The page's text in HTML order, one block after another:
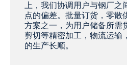
上，我们协调用户与钢厂
点的偏差。批量订货，零散
方案之一，为用户储备所需
剪切等精密加工，物流运输
的生产长顺。